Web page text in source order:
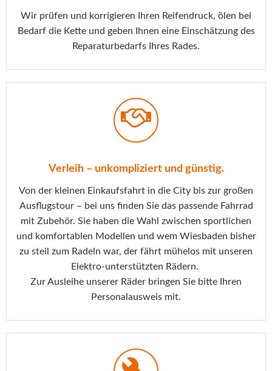
Wir prüfen und korrigieren Ihren Reifendruck, ölen bei
Bedarf die Kette und geben Ihnen eine Einschätzung des
Reparaturbedarfs Ihres Rades.
Verleih – unkompliziert und günstig.
Von der kleinen Einkaufsfahrt in die City bis zur großen
Ausflugstour – bei uns finden Sie das passende Fahrrad
mit Zubehör. Sie haben die Wahl zwischen sportlichen
und komfortablen Modellen und wem Wiesbaden bisher
zu steil zum Radeln war, der fährt mühelos mit unseren
Elektro-unterstützten Rädern.
Zur Ausleihe unserer Räder bringen Sie bitte Ihren
Personalausweis mit.